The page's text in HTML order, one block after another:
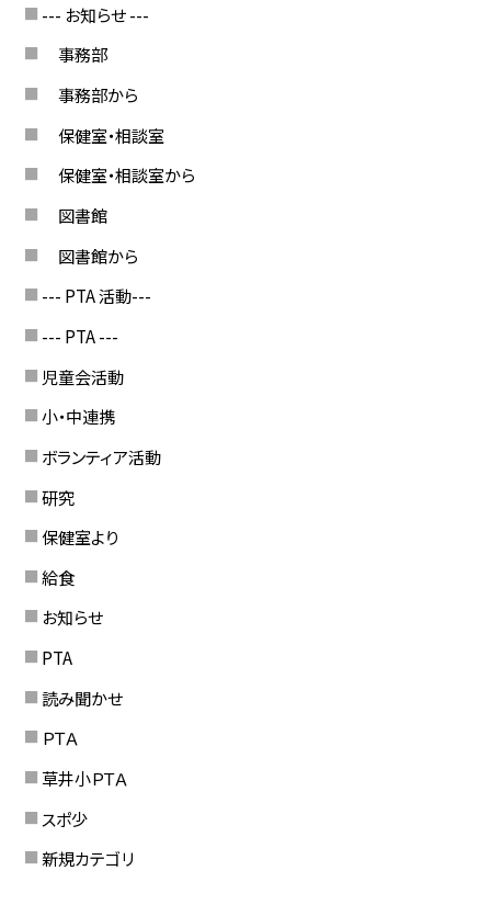
--- お知らせ ---
事務部
事務部から
保健室・相談室
保健室・相談室から
図書館
図書館から
--- PTA 活動---
--- PTA ---
児童会活動
小・中連携
ボランティア活動
研究
保健室より
給食
お知らせ
PTA
読み聞かせ
ＰＴＡ
草井小ＰＴＡ
スポ少
新規カテゴリ